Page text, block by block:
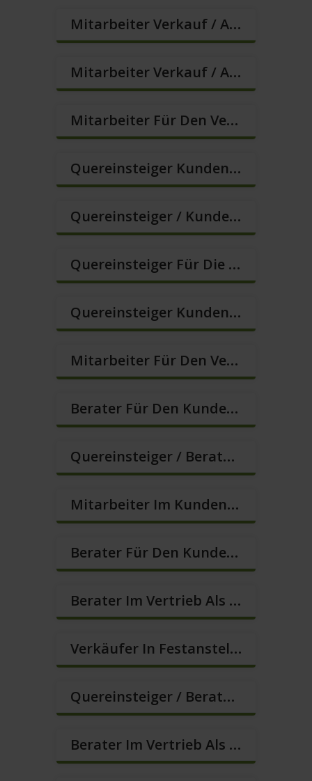
Mitarbeiter Verkauf / Außendienst (m/w/d)
Mitarbeiter Verkauf / Außendienst (m/w/d)
Mitarbeiter Für Den Verkauf In VZ/TZ (m/w/d)
Quereinsteiger Kundenberatung (Außendienst) (m/w/d)
Quereinsteiger / Kundenberatung (B2C) (m/w/d)
Quereinsteiger Für Die Kundenberatung (m/w/d)
Quereinsteiger Kundenberatung Im Außendienst (m/w/d)
Mitarbeiter Für Den Verkauf / Quereinsteiger (m/w/d)
Berater Für Den Kundenservice (m/w/d)
Quereinsteiger / Berater Im Vertrieb In VZ/TZ (m/w/d)
Mitarbeiter Im Kundenservice (Quereinstieg Möglich!) (m/w/d)
Berater Für Den Kundenservice / Beratung (m/w/d)
Berater Im Vertrieb Als Sofortanstellung (m/w/d)
Verkäufer In Festanstellung – Top Gehalt (m/w/d)
Quereinsteiger / Berater Im Vertrieb (Außendienst) (m/w/d)
Berater Im Vertrieb Als Sofortanstellung (m/w/d)